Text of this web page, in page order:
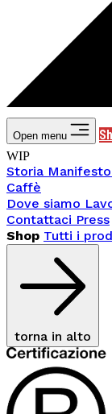
Open menu
WIP
Storia Manifesto
Caffè
Dove siamo
Contattaci Press
Shop Tutti i
torna in alto